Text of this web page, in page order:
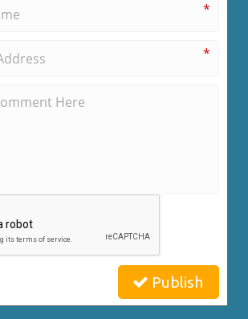
*
*
Publish